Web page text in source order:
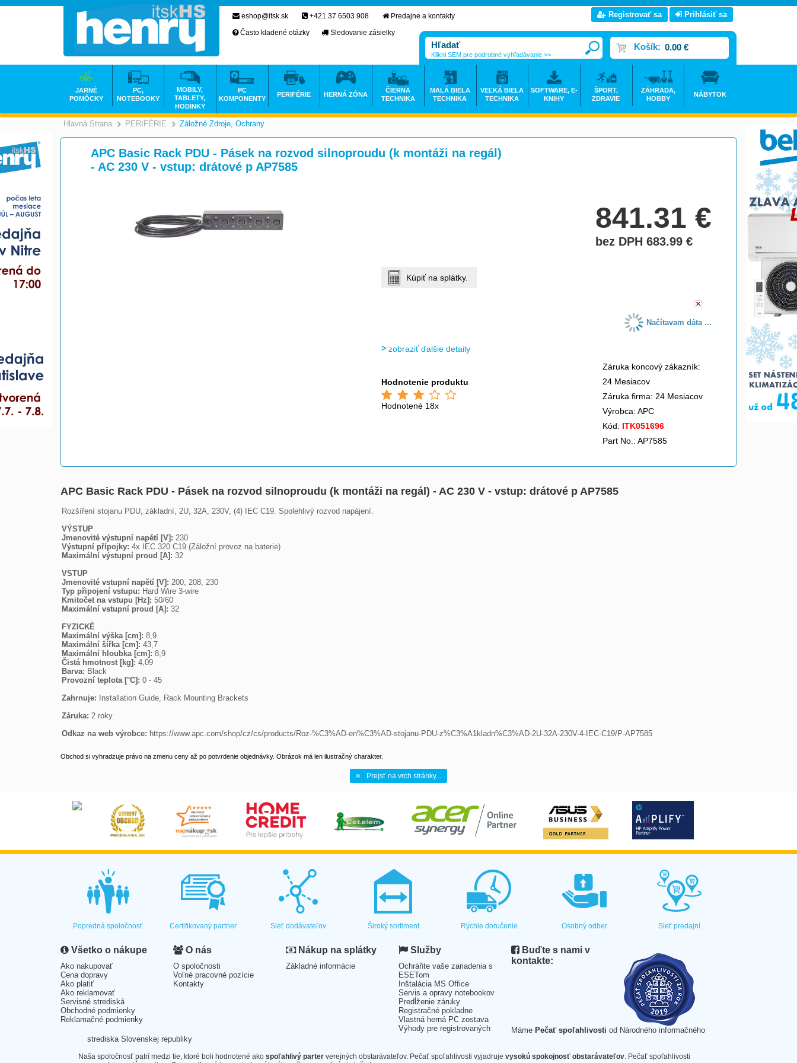
Hlavná Strana >
PERIFÉRIE >
Záložné Zdroje, Ochrany
APC Basic Rack PDU - Pásek na rozvod silnoproudu (k montáži na regál)
- AC 230 V - vstup: drátové p AP7585
841.31€
bez DPH 683.99€
Kúpiť na splátky.
Načítavam dáta ...
zobraziť ďalšie detaily
Hodnotenie produktu
Hodnotené 18x
Záruka koncový zákazník:
24 Mesiacov
Záruka firma: 24 Mesiacov
Výrobca: APC
Kód: ITK051696
Part No.: AP7585
APC Basic Rack PDU - Pásek na rozvod silnoproudu (k montáži na regál) - AC 230 V - vstup: drátové p AP7585
Rozšíření stojanu PDU, základní, 2U, 32A, 230V, (4) IEC C19. Spolehlivý rozvod napájení.
VÝSTUP
Jmenovité výstupní napětí [V]:
Výstupní přípojky:
Maximální výstupní proud [A]: 32
VSTUP
Jmenovité vstupní napětí [V]:
Typ připojení vstupu:
Kmitočet na vstupu [Hz]:
Maximální vstupní proud [A]: 32
FYZICKÉ
Maximální výška [cm]:
Maximální šířka [cm]:
Maximální hloubka [cm]:
Čistá hmotnost [kg]:
Barva:
Provozní teplota [°C]: 0 - 45
Zahrnuje:
Installation Guide, Rack Mounting Brackets
Záruka: 2 roky
Odkaz na web výrobce: https://www.apc.com/shop/cz/cs/products/Roz-%C3%AD-en%C3%AD-stojanu-PDU-z%C3%A1kladn%C3%AD-2U-32A-230V-4-IEC-C19/P-AP7585
Obchod si vyhradzuje právo na zmenu ceny až po potvrdenie objednávky. Obrázok má len ilustračný charakter.
Prejsť na vrch stránky...
eshop@itsk.sk +421 37 6503 908
Predajne a kontakty
Často kladené otázky
Sledovanie zásielky
Registrovať sa Prihlásiť sa
Košík: 0.00 €
Klikni SEM pre podrobné vyhľadávanie >>
JARNÉ
POMÔCKY
PC,
NOTEBOOKY
MOBILY,
TABLETY,
HODINKY
PC
KOMPONENTY
PERIFÉRIE HERNÁ ZÓNA
ČIERNA
TECHNIKA
MALÁ BIELA
TECHNIKA
VEĽKÁ BIELA
TECHNIKA
SOFTWARE, E-
KNIHY
ŠPORT,
ZDRAVIE
ZÁHRADA,
HOBBY
NÁBYTOK
Popredná spoločnosť Certifikovaný partner Sieť dodávateľov Široký sortiment Rýchle doručenie Osobný odber Sieť predajní
Všetko o nákupe
Ako nakupovať
Cena dopravy
Ako platiť
Ako reklamovať
Servisné strediská
Obchodné podmienky
Reklamačné podmienky
O nás
O spoločnosti
Voľné pracovné pozície
Kontakty
Nákup na splátky
Základné informácie
Služby
Ochráňte vaše zariadenia s
ESETom
Inštalácia MS Office
Servis a opravy notebookov
Predĺženie záruky
Registračné pokladne
Vlastná herná PC zostava
Výhody pre registrovaných
Buďte s nami v
kontakte:
Máme Pečať spoľahlivosti od Národného informačného
strediska Slovenskej republiky
Naša spoločnosť patrí medzi tie, ktoré boli hodnotené ako spoľahlivý parter verejných obstarávateľov. Pečať spoľahlivosti vyjadruje vysokú spokojnosť obstarávateľov. Pečať spoľahlivosti